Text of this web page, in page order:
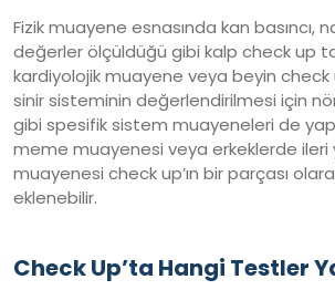
Fizik muayene esnasında kan basıncı,
değerler ölçüldüğü gibi kalp check up
kardiyolojik muayene veya beyin
sinir sisteminin değerlendirilmesi için
gibi spesifik sistem muayeneleri de
meme muayenesi veya erkeklerde
muayenesi check up’ın bir parçası
eklenebilir.
Check Up’ta Hangi Testler